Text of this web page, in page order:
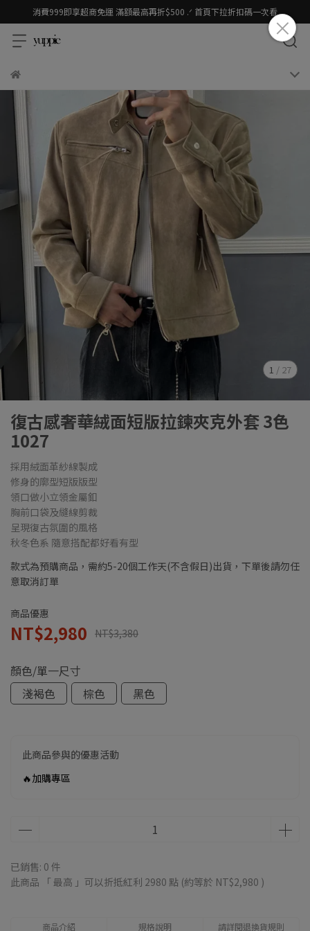
消費999即享超商免運 滿額最高再折$500 .ᐟ 首頁下拉折扣碼一次看
1 / 27
復古感奢華絨面短版拉鍊夾克外套 3色
1027
採用絨面革紗線製成
修身的廓型短版版型
領口做小立領金屬釦
胸前口袋及縫線剪裁
呈現復古氛圍的風格
秋冬色系 隨意搭配都好看有型
款式為預購商品，需約5-20個工作天(不含假日)出貨，下單後請勿任
意取消訂單
商品優惠
NT$2,980 NT$3,380
顏色/單一尺寸
淺褐色
棕色 黑色
此商品參與的優惠活動
🔥加購專區
已銷售: 0 件
此商品 「 最高 」可以折抵紅利 2980 點 (約等於 NT$2,980 )
商品介紹 規格說明 請詳閱退換貨規則